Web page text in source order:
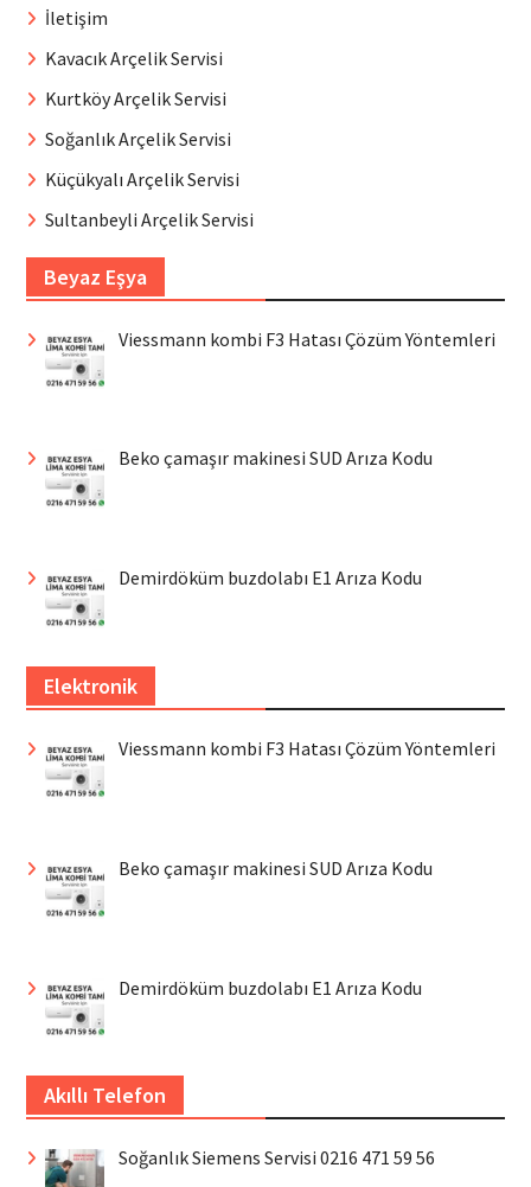
İletişim
Kavacık Arçelik Servisi
Kurtköy Arçelik Servisi
Soğanlık Arçelik Servisi
Küçükyalı Arçelik Servisi
Sultanbeyli Arçelik Servisi
Beyaz Eşya
Viessmann kombi F3 Hatası Çözüm Yöntemleri
Beko çamaşır makinesi SUD Arıza Kodu
Demirdöküm buzdolabı E1 Arıza Kodu
Elektronik
Viessmann kombi F3 Hatası Çözüm Yöntemleri
Beko çamaşır makinesi SUD Arıza Kodu
Demirdöküm buzdolabı E1 Arıza Kodu
Akıllı Telefon
Soğanlık Siemens Servisi 0216 471 59 56